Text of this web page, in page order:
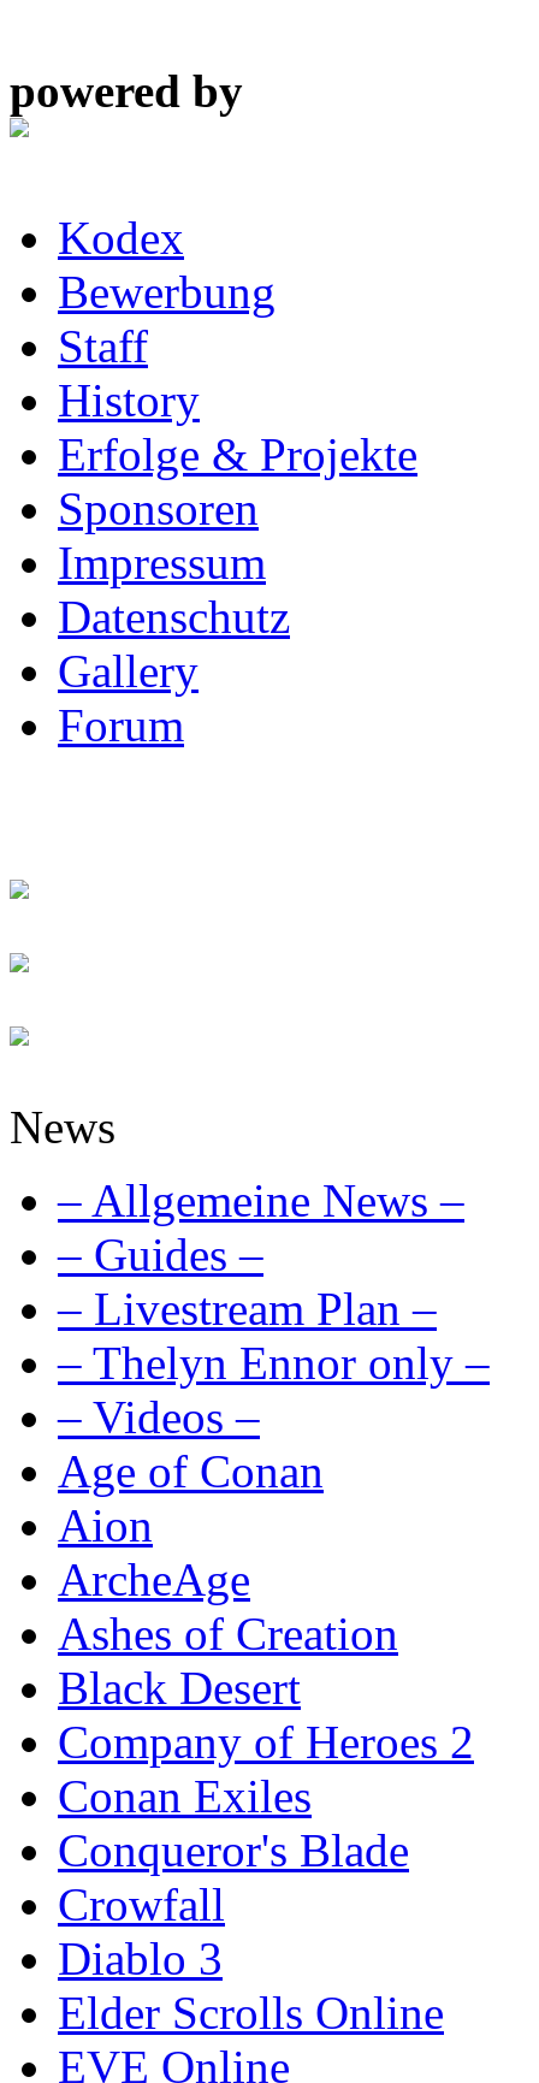
powered by
Kodex
Bewerbung
Staff
History
Erfolge & Projekte
Sponsoren
Impressum
Datenschutz
Gallery
Forum
News
– Allgemeine News –
– Guides –
– Livestream Plan –
– Thelyn Ennor only –
– Videos –
Age of Conan
Aion
ArcheAge
Ashes of Creation
Black Desert
Company of Heroes 2
Conan Exiles
Conqueror's Blade
Crowfall
Diablo 3
Elder Scrolls Online
EVE Online